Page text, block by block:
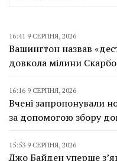
16:41 9 СЕРПНЯ, 2026
Вашингтон назвав
довкола мілини
16:16 9 СЕРПНЯ, 2026
Вчені запропонували
за допомогою збору
15:53 9 СЕРПНЯ, 2026
Джо Байден уперше